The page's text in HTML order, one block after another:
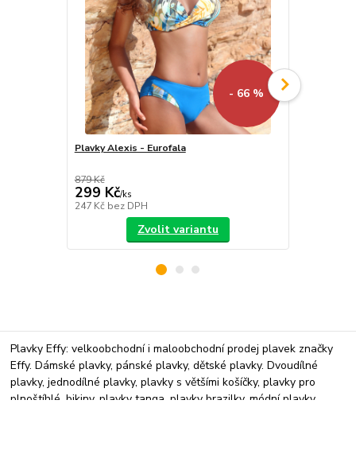
- 66 %
Plavky Alexis - Eurofala
879 Kč
299 Kč/ks
247 Kč bez DPH
Zvolit variantu
Plavky Effy: velkoobchodní i maloobchodní prodej plavek značky
Effy. Dámské plavky, pánské plavky, dětské plavky. Dvoudílné
plavky, jednodílné plavky, plavky s většími košíčky, plavky pro
plnoštíhlé, bikiny, plavky tanga, plavky brazilky, módní plavky.